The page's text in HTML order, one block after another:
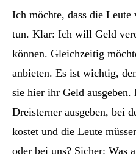
Ich möchte, dass die
tun. Klar: Ich will Geld
können. Gleichzeitig
anbieten. Es ist wichtig,
sie hier ihr Geld ausgeben.
Dreisterner ausgeben, bei
kostet und die Leute
oder bei uns? Sicher: Was